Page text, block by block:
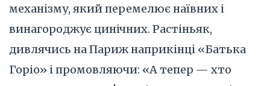
механізму, який перемелює наївних і
винагороджує цинічних. Растіньяк,
дивлячись на Париж наприкінці «Батька
Горіо» і промовляючи: «А тепер — хто